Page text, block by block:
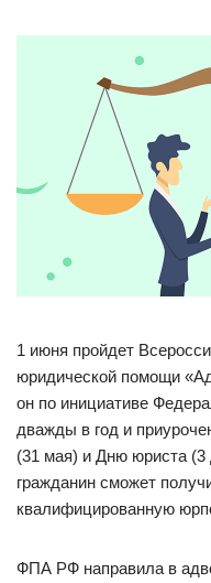
1 июня пройдет
юридической помощи
он по инициативе
дважды в год и
(31 мая) и Дню юриста
гражданин сможет
квалифицированную
ФПА РФ направила в